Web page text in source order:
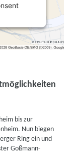
bis zur
Nun biegen
Ring ein und
Goßmann-